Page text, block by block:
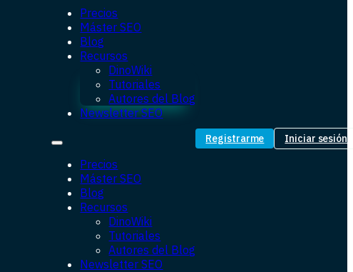
Precios
Máster SEO
Blog
Recursos
DinoWiki
Tutoriales
Autores del Blog
Newsletter SEO
Precios
Máster SEO
Blog
Recursos
DinoWiki
Tutoriales
Autores del Blog
Newsletter SEO
Registrarme Iniciar sesión